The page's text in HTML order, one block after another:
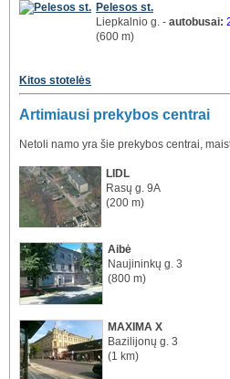
Pelesos st.
Liepkalnio g. - autobusai:
(600 m)
Kitos stotelės
Artimiausi prekybos centrai
Netoli namo yra šie prekybos centrai,
LIDL
Rasų g. 9A
(200 m)
Aibė
Naujininkų g. 3
(800 m)
MAXIMA X
Bazilijonų g. 3
(1 km)